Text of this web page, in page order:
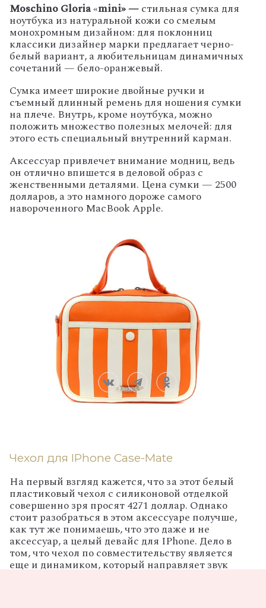
Moschino Gloria«mini» —стильная сумка для
ноутбука из натуральной кожи со смелым
монохромным дизайном: для поклонниц
классики дизайнер марки предлагает черно-
белый вариант, а любительницам динамичных
сочетаний — бело-оранжевый.
Сумка имеет широкие двойные ручки и
съемный длинный ремень для ношения сумки
на плече. Внутрь, кроме ноутбука, можно
положить множество полезных мелочей: для
этого есть специальный внутренний карман.
Аксессуар привлечет внимание модниц, ведь
он отлично впишется в деловой образ с
женственными деталями. Цена сумки — 2500
долларов, а это намного дороже самого
навороченногоMacBookApple.
Чехол для IPhone Case-Mate
На первый взгляд кажется, что за этот белый
пластиковый чехол с силиконовой отделкой
совершенно зря просят 4271 доллар. Однако
стоит разобраться в этом аксессуаре получше,
как тут же понимаешь, что это даже и не
аксессуар, а целый девайс для IPhone. Дело в
том, что чехол по совместительству является
еще и динамиком, который направляет звук